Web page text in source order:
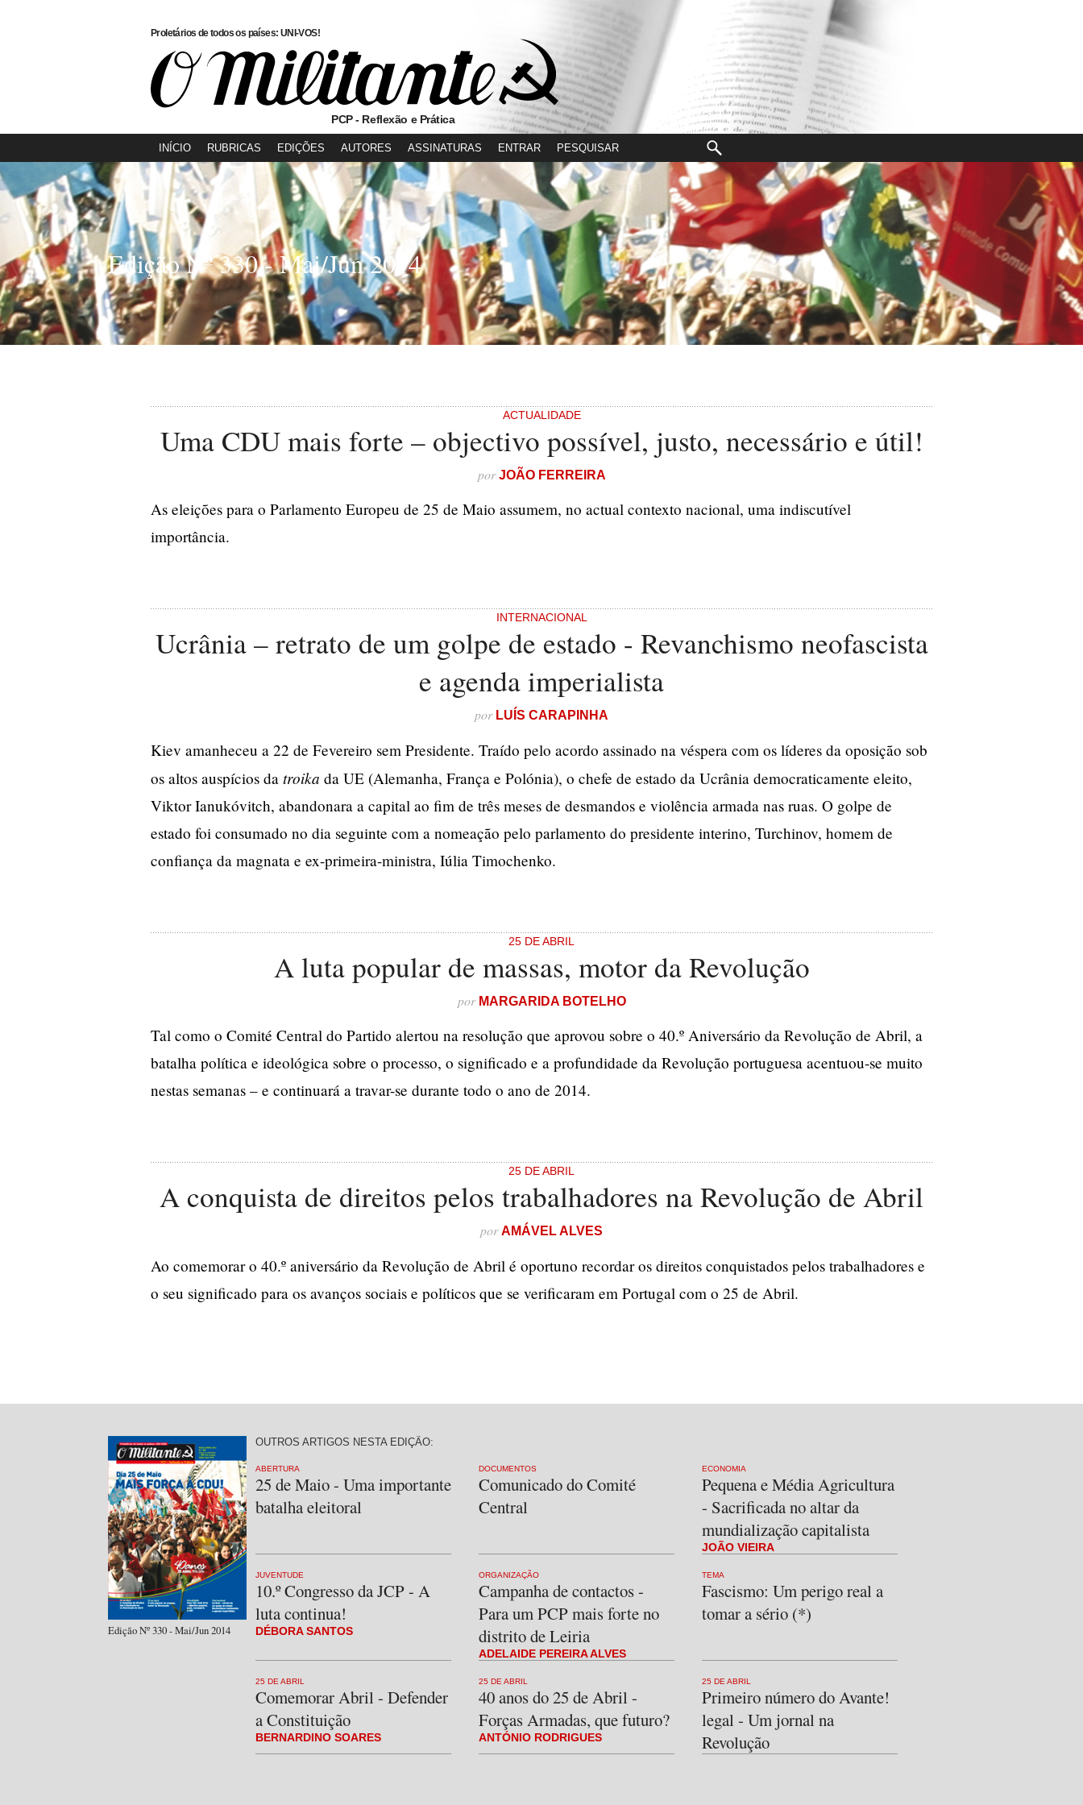
Proletários de todos os países: UNI-VOS!
PCP - Reflexão e Prática
INÍCIO RUBRICAS EDIÇÕES AUTORES ASSINATURAS ENTRAR
Edição Nº 330 - Mai/Jun 2014
ACTUALIDADE
Uma CDU mais forte – objectivo possível, justo, necessário e útil!
porJOÃO FERREIRA
As eleições para o Parlamento Europeu de 25 de Maio assumem, no actual contexto nacional, uma indiscutível
importância.
INTERNACIONAL
Ucrânia – retrato de um golpe de estado - Revanchismo neofascista
e agenda imperialista
por LUÍS CARAPINHA
Kiev amanheceu a 22 de Fevereiro sem Presidente. Traído pelo acordo assinado na véspera com os líderes da oposição sob
os altos auspícios da troika da UE (Alemanha, França e Polónia), o chefe de estado da Ucrânia democraticamente eleito,
Viktor Ianukóvitch, abandonara a capital ao fim de três meses de desmandos e violência armada nas ruas. O golpe de
estado foi consumado no dia seguinte com a nomeação pelo parlamento do presidente interino, Turchinov, homem de
confiança da magnata e ex-primeira-ministra, Iúlia Timochenko.
25 DE ABRIL
A luta popular de massas, motor da Revolução
por MARGARIDA BOTELHO
Tal como o Comité Central do Partido alertou na resolução que aprovou sobre o 40.º Aniversário da Revolução de Abril, a
batalha política e ideológica sobre o processo, o significado e a profundidade da Revolução portuguesa acentuou-se muito
nestas semanas – e continuará a travar-se durante todo o ano de 2014.
25 DE ABRIL
A conquista de direitos pelos trabalhadores na Revolução de Abril
porAMÁVEL ALVES
Ao comemorar o 40.º aniversário da Revolução de Abril é oportuno recordar os direitos conquistados pelos trabalhadores e
o seu significado para os avanços sociais e políticos que se verificaram em Portugal com o 25 de Abril.
Edição Nº 330 - Mai/Jun 2014
OUTROS ARTIGOS NESTA EDIÇÃO:
ABERTURA
25 de Maio - Uma importante
batalha eleitoral
DOCUMENTOS
Comunicado do Comité
Central
ECONOMIA
Pequena e Média Agricultura
- Sacrificada no altar da
mundialização capitalista
JOÃO VIEIRA
JUVENTUDE
10.º Congresso da JCP - A
luta continua!
DÉBORA SANTOS
ORGANIZAÇÃO
Campanha de contactos -
Para um PCP mais forte no
distrito de Leiria
ADELAIDE PEREIRA ALVES
TEMA
Fascismo: Um perigo real a
tomar a sério (*)
25 DE ABRIL
Comemorar Abril - Defender
a Constituição
BERNARDINO SOARES
25 DE ABRIL
40 anos do 25 de Abril -
Forças Armadas, que futuro?
ANTÓNIO RODRIGUES
25 DE ABRIL
Primeiro número do Avante!
legal - Um jornal na
Revolução